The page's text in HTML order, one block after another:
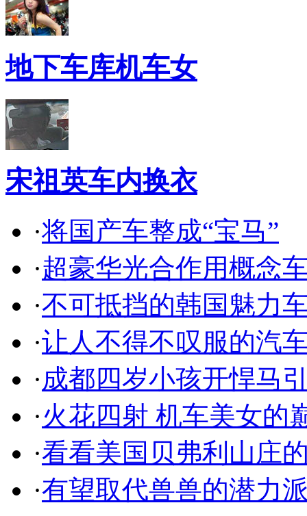
地下车库机车女
宋祖英车内换衣
·将国产车整成“宝马”
·超豪华光合作用概念
·不可抵挡的韩国魅力
·让人不得不叹服的汽
·成都四岁小孩开悍马
·火花四射 机车美女的
·看看美国贝弗利山庄
·有望取代兽兽的潜力